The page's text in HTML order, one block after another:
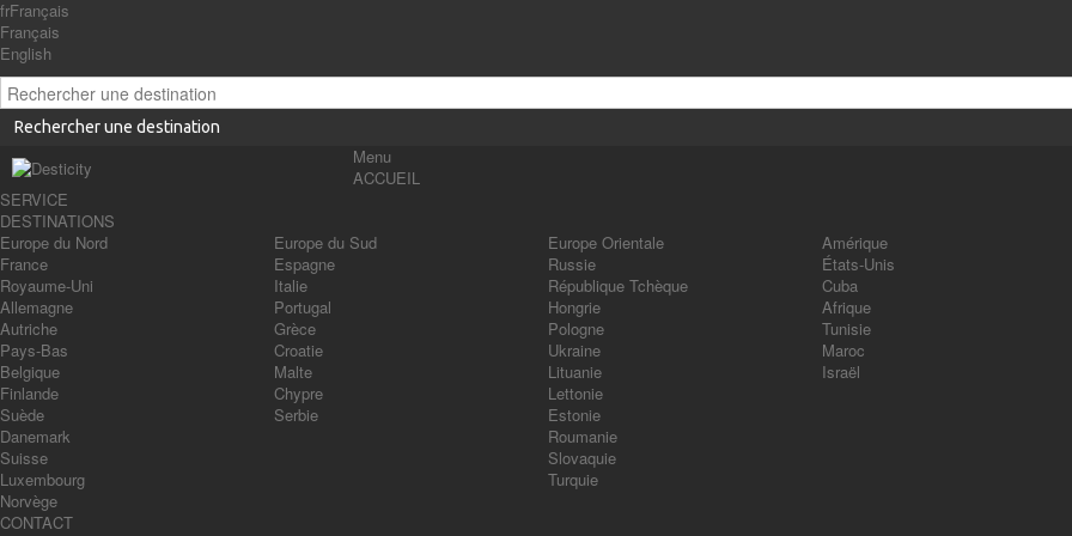
frFrançais
Français
English
Rechercher une destination
Menu
ACCUEIL
SERVICE
DESTINATIONS
Europe du Nord
France
Royaume-Uni
Allemagne
Autriche
Pays-Bas
Belgique
Finlande
Suède
Danemark
Suisse
Luxembourg
Norvège
Europe du Sud
Espagne
Italie
Portugal
Grèce
Croatie
Malte
Chypre
Serbie
Europe Orientale
Russie
République Tchèque
Hongrie
Pologne
Ukraine
Lituanie
Lettonie
Estonie
Roumanie
Slovaquie
Turquie
Amérique
États-Unis
Cuba
Afrique
Tunisie
Maroc
Israël
CONTACT